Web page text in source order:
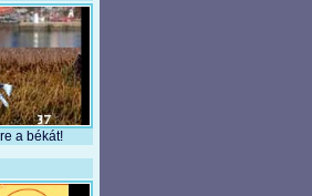
a békát!